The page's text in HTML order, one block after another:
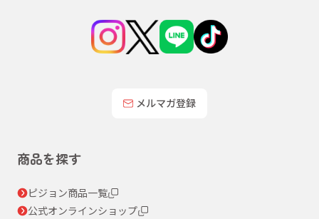
メルマガ登録
商品を探す
ピジョン商品一覧
公式オンラインショップ